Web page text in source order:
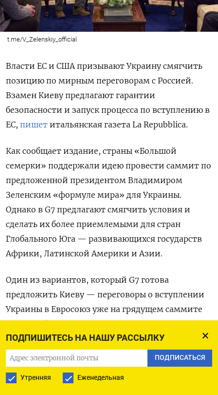
ПОДПИШИТЕСЬ НА НАШУ РАССЫЛКУ
ПОДПИСАТЬСЯ
Утренняя Еженедельная
t.me/V_Zelenskiy_official
Власти ЕС и США призывают Украину смягчить
позицию по мирным переговорам с Россией.
Взамен Киеву предлагают гарантии
безопасности и запуск процесса по вступлению в
ЕС, пишет итальянская газета La Repubblica.
Как сообщает издание, страны «Большой
семерки» поддержали идею провести саммит по
предложенной президентом Владимиром
Зеленским «формуле мира» для Украины.
Однако в G7 предлагают смягчить условия и
сделать их более приемлемыми для стран
Глобального Юга — развивающихся государств
Африки, Латинской Америки и Азии.
Один из вариантов, который G7 готова
предложить Киеву — переговоры о вступлении
Украины в Евросоюз уже на грядущем саммите
ЕС в декабре.
La Repubblica пишет, что Вашингтон намерен
ускорить завершение войны, так как
противостояние России и Украины может стать